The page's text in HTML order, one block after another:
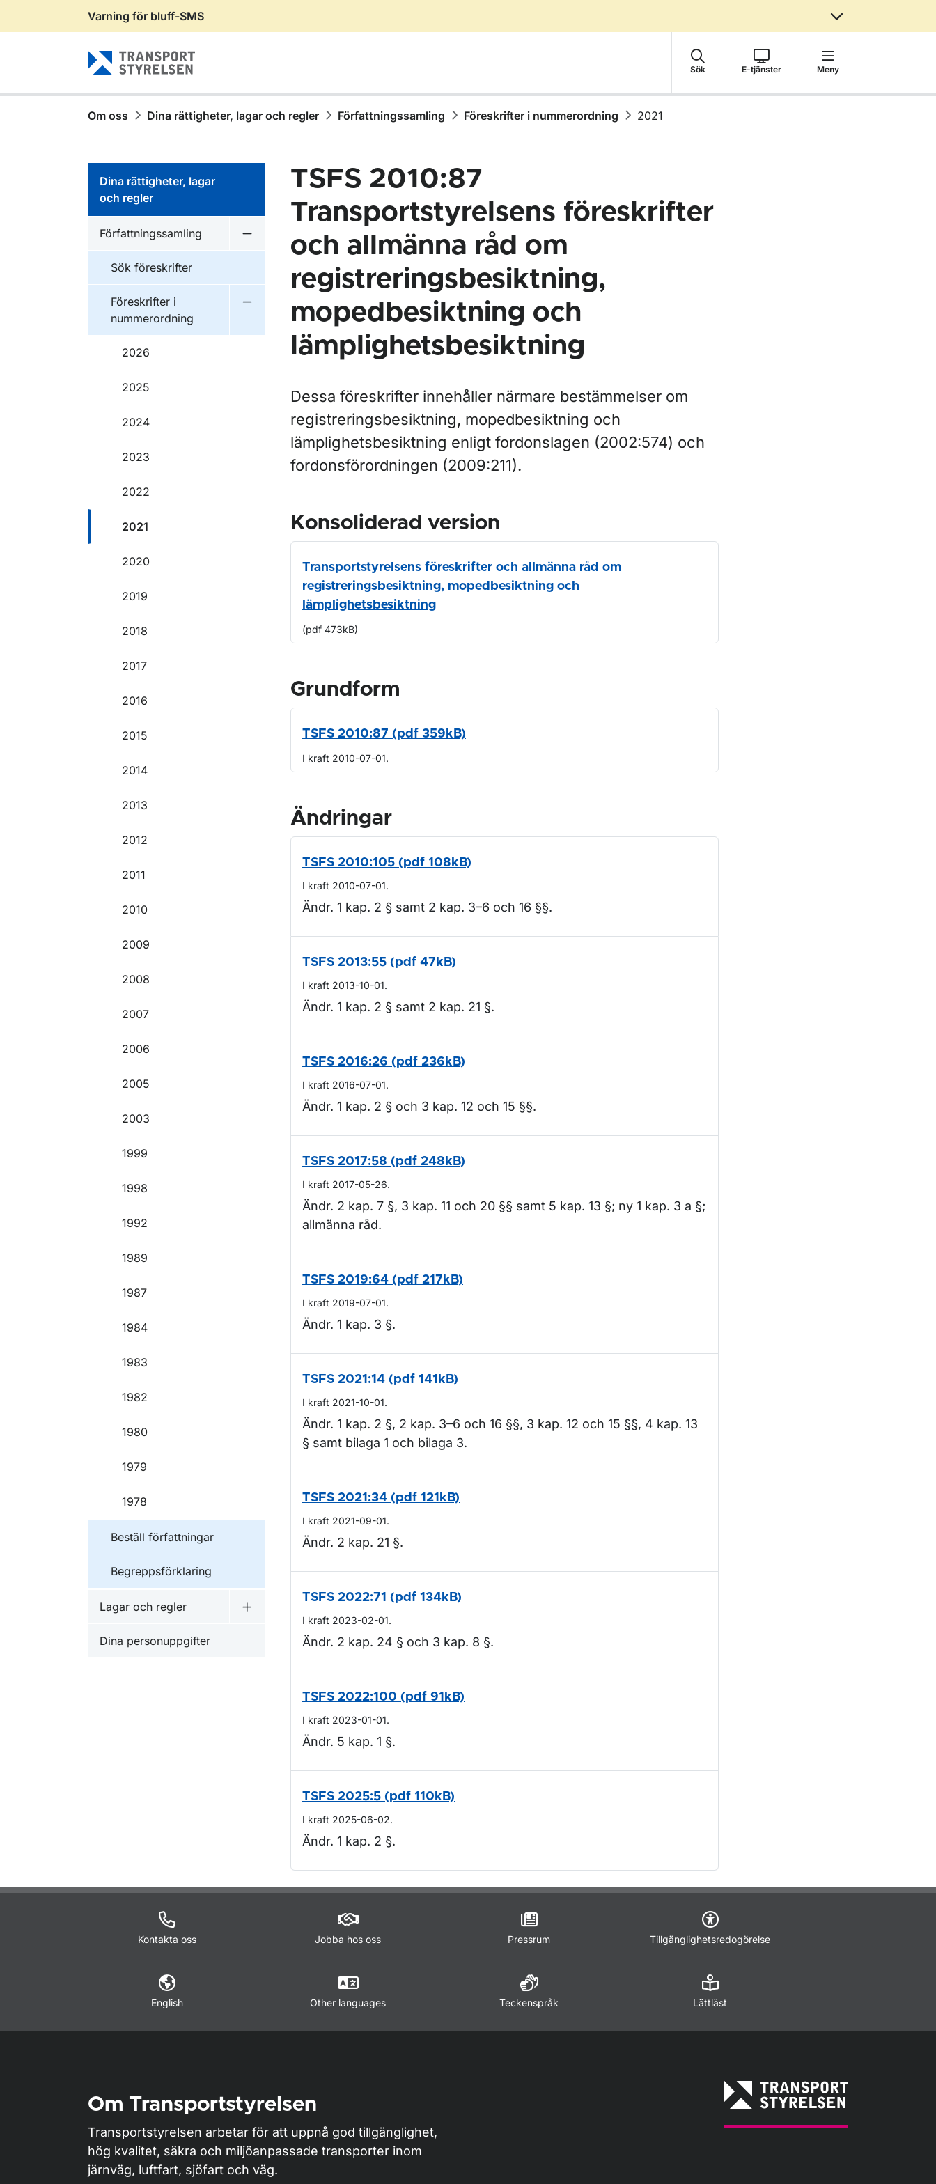
Gå till sidans innehåll
Varning för bluff-SMS
Sök E-tjänster Meny
Om oss Dina rättigheter, lagar och regler Författningssamling Föreskrifter i nummerordning 2021
Dina rättigheter, lagar
och regler
Författningssamling
Undermeny för Författningssamling
Sök föreskrifter
Föreskrifter i
nummerordning
Undermeny för Föreskrifter i nummerordning
2026
2025
2024
2023
2022
2021
2020
2019
2018
2017
2016
2015
2014
2013
2012
2011
2010
2009
2008
2007
2006
2005
2003
1999
1998
1992
1989
1987
1984
1983
1982
1980
1979
1978
Beställ författningar
Begreppsförklaring
Lagar och regler
Undermeny för Lagar och regler
Dina personuppgifter
TSFS 2010:87
Transportstyrelsens föreskrifter
och allmänna råd om
registreringsbesiktning,
mopedbesiktning och
lämplighetsbesiktning
Dessa föreskrifter innehåller närmare bestämmelser om
registreringsbesiktning, mopedbesiktning och
lämplighetsbesiktning enligt fordonslagen (2002:574) och
fordonsförordningen (2009:211).
Konsoliderad version
Transportstyrelsens föreskrifter och allmänna råd om
registreringsbesiktning, mopedbesiktning och
lämplighetsbesiktning
(pdf 473kB)
Grundform
TSFS 2010:87 (pdf 359kB)
I kraft 2010-07-01.
Ändringar
TSFS 2010:105 (pdf 108kB)
I kraft 2010-07-01.
Ändr. 1 kap. 2 § samt 2 kap. 3–6 och 16 §§.
TSFS 2013:55 (pdf 47kB)
I kraft 2013-10-01.
Ändr. 1 kap. 2 § samt 2 kap. 21 §.
TSFS 2016:26 (pdf 236kB)
I kraft 2016-07-01.
Ändr. 1 kap. 2 § och 3 kap. 12 och 15 §§.
TSFS 2017:58 (pdf 248kB)
I kraft 2017-05-26.
Ändr. 2 kap. 7 §, 3 kap. 11 och 20 §§ samt 5 kap. 13 §; ny 1 kap. 3 a §;
allmänna råd.
TSFS 2019:64 (pdf 217kB)
I kraft 2019-07-01.
Ändr. 1 kap. 3 §.
TSFS 2021:14 (pdf 141kB)
I kraft 2021-10-01.
Ändr. 1 kap. 2 §, 2 kap. 3–6 och 16 §§, 3 kap. 12 och 15 §§, 4 kap. 13
§ samt bilaga 1 och bilaga 3.
TSFS 2021:34 (pdf 121kB)
I kraft 2021-09-01.
Ändr. 2 kap. 21 §.
TSFS 2022:71 (pdf 134kB)
I kraft 2023-02-01.
Ändr. 2 kap. 24 § och 3 kap. 8 §.
TSFS 2022:100 (pdf 91kB)
I kraft 2023-01-01.
Ändr. 5 kap. 1 §.
TSFS 2025:5 (pdf 110kB)
I kraft 2025-06-02.
Ändr. 1 kap. 2 §.
Om sidan
Kontakta oss Jobba hos oss Pressrum Tillgänglighetsredogörelse
English Other languages Teckenspråk Lättläst
Om Transportstyrelsen
Transportstyrelsen arbetar för att uppnå god tillgänglighet,
hög kvalitet, säkra och miljöanpassade transporter inom
järnväg, luftfart, sjöfart och väg.